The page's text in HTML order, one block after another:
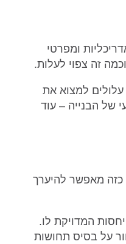
ומפרטי
זה צפוי לעלות.
למצוא את
של הבנייה – עוד
מאפשר להיערך
המדויקת לו.
על בסיס תחושות